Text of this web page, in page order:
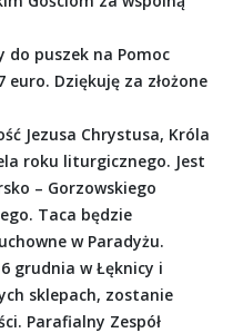
do puszek na Pomoc
euro. Dziękuję za złożone
Jezusa Chrystusa, Króla
roku liturgicznego. Jest
– Gorzowskiego
Taca będzie
w Paradyżu.
grudnia w Łęknicy i
sklepach, zostanie
Parafialny Zespół